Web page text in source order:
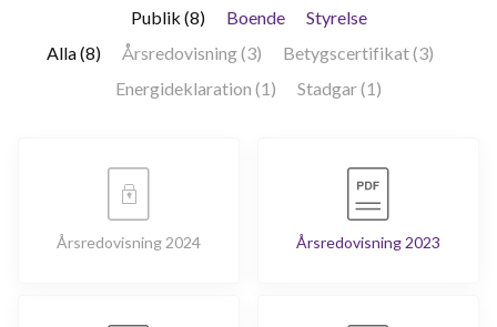
Publik (8) Boende
Styrelse
Alla (8)
Årsredovisning (3)
Betygscertifikat (3)
Energideklaration (1)
Stadgar (1)
Årsredovisning 2024 Årsredovisning 2023